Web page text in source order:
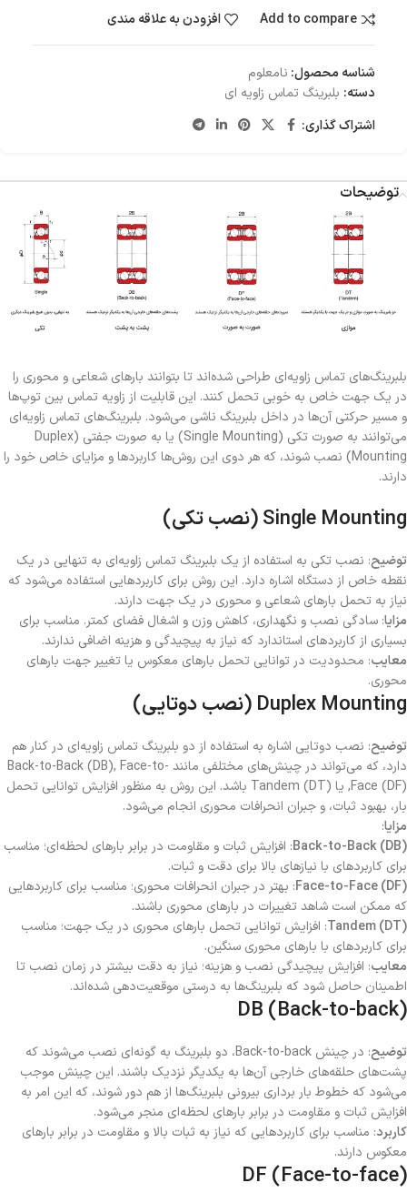
Add to compare افزودن به علاقه مندی
شناسه محصول: نامعلوم
دسته: بلبرینگ تماس زاویه ای
اشتراک گذاری:
توضیحات
بلبرینگ‌های تماس زاویه‌ای طراحی شده‌اند تا بتوانند بارهای شعاعی و محوری را
در یک جهت خاص به خوبی تحمل کنند. این قابلیت از زاویه تماس بین توپ‌ها
و مسیر حرکتی آن‌ها در داخل بلبرینگ ناشی می‌شود. بلبرینگ‌های تماس زاویه‌ای
می‌توانند به صورت تکی (Single Mounting) یا به صورت جفتی (Duplex
Mounting) نصب شوند، که هر دوی این روش‌ها کاربردها و مزایای خاص خود را
دارند.
Single Mounting (نصب تکی)
توضیح: نصب تکی به استفاده از یک بلبرینگ تماس زاویه‌ای به تنهایی در یک
نقطه خاص از دستگاه اشاره دارد. این روش برای کاربردهایی استفاده می‌شود که
نیاز به تحمل بارهای شعاعی و محوری در یک جهت دارند.
مزایا: سادگی نصب و نگهداری، کاهش وزن و اشغال فضای کمتر. مناسب برای
بسیاری از کاربردهای استاندارد که نیاز به پیچیدگی و هزینه اضافی ندارند.
معایب: محدودیت در توانایی تحمل بارهای معکوس یا تغییر جهت بارهای
محوری.
Duplex Mounting (نصب دوتایی)
توضیح: نصب دوتایی اشاره به استفاده از دو بلبرینگ تماس زاویه‌ای در کنار هم
دارد، که می‌تواند در چینش‌های مختلفی مانند Back-to-Back (DB), Face-to-
Face (DF), یا Tandem (DT) باشد. این روش به منظور افزایش توانایی تحمل
بار، بهبود ثبات، و جبران انحرافات محوری انجام می‌شود.
مزایا:
Back-to-Back (DB): افزایش ثبات و مقاومت در برابر بارهای لحظه‌ای؛ مناسب
برای کاربردهای با نیازهای بالا برای دقت و ثبات.
Face-to-Face (DF): بهتر در جبران انحرافات محوری؛ مناسب برای کاربردهایی
که ممکن است شاهد تغییرات در بارهای محوری باشند.
Tandem (DT): افزایش توانایی تحمل بارهای محوری در یک جهت؛ مناسب
برای کاربردهای با بارهای محوری سنگین.
معایب: افزایش پیچیدگی نصب و هزینه؛ نیاز به دقت بیشتر در زمان نصب تا
اطمینان حاصل شود که بلبرینگ‌ها به درستی موقعیت‌دهی شده‌اند.
DB (Back-to-back)
توضیح
: در چینش Back-to-back، دو بلبرینگ به گونه‌ای نصب می‌شوند که
پشت‌های حلقه‌های خارجی آن‌ها به یکدیگر نزدیک باشند. این چینش موجب
می‌شود که خطوط بار برداری بیرونی بلبرینگ‌ها از هم دور شوند، که این امر به
افزایش ثبات و مقاومت در برابر بارهای لحظه‌ای منجر می‌شود.
کاربرد: مناسب برای کاربردهایی که نیاز به ثبات بالا و مقاومت در برابر بارهای
معکوس دارند.
DF (Face-to-face)